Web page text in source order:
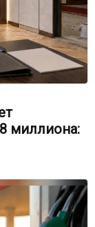
миллиона: